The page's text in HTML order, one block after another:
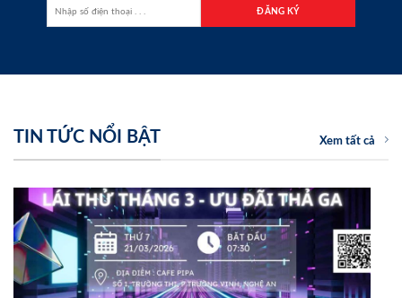
TIN TỨC NỔI BẬT Xem tất cả